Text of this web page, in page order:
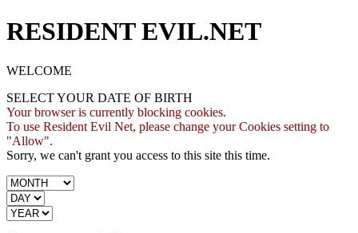
RESIDENT EVIL.NET
WELCOME
SELECT YOUR DATE OF BIRTH
Your browser is currently blocking cookies.
To use Resident Evil Net, please change your Cookies setting to
"Allow".
Sorry, we can't grant you access to this site this time.